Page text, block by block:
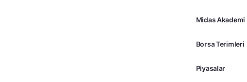
Midas Akademi
Borsa Terimleri
Piyasalar